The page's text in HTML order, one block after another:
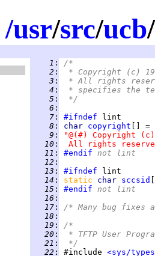
/usr/src/ucb/
   1
:
/*
   2
:
* Copyright (c)
   3
:
* All rights
   4
:
* specifies the
   5
:
*/
   6
:
   7
: #ifndef
   8
: char copyright
   9
:
"@(#) Copyright
  10
:
All rights
  11
: #endif not lint
  12
:
  13
: #ifndef
  14
: static char sccsid
  15
: #endif not lint
  16
:
  17
:
/* Many bug fixes
  18
:
  19
:
/*
  20
:
* TFTP User
  21
:
*/
  22
: #include <sys/